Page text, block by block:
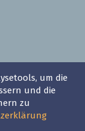
um die
und die
zu